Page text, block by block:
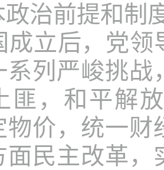
治前提和制
成立后，党
系列严峻挑
匪，和平解
物价，统一
面民主改革